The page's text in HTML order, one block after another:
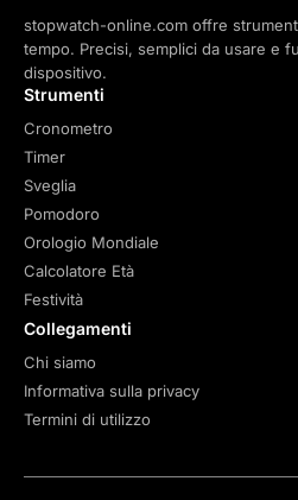
stopwatch-online.com offre
tempo. Precisi, semplici da usare e
dispositivo.
Strumenti
Cronometro
Timer
Sveglia
Pomodoro
Orologio Mondiale
Calcolatore Età
Festività
Collegamenti
Chi siamo
Informativa sulla privacy
Termini di utilizzo